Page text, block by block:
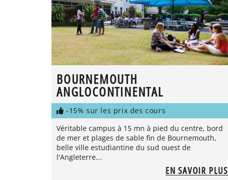
BOURNEMOUTH
ANGLOCONTINENTAL
-15% sur les prix des cours
Véritable campus à 15 mn à pied du centre, bord
de mer et plages de sable fin de Bournemouth,
belle ville estudiantine du sud ouest de
l'Angleterre...
EN SAVOIR PLUS